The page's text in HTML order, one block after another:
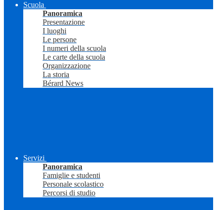
Scuola
Panoramica
Presentazione
I luoghi
Le persone
I numeri della scuola
Le carte della scuola
Organizzazione
La storia
Bérard News
Servizi
Panoramica
Famiglie e studenti
Personale scolastico
Percorsi di studio